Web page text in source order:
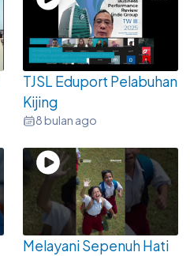
TJSL Eduport Pelabuhan
Kijing
8 bulan ago
Melayani Sepenuh Hati